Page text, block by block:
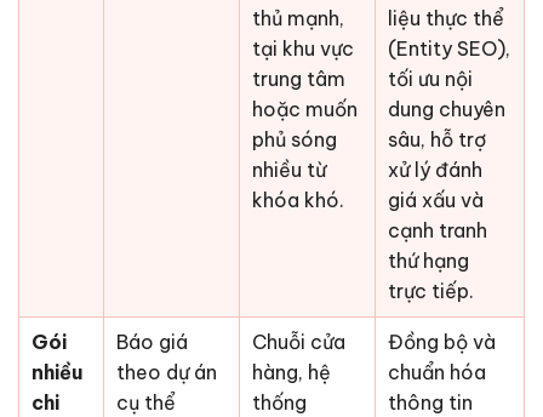
thủ mạnh,
tại khu vực
trung tâm
hoặc muốn
phủ sóng
nhiều từ
khóa khó.
liệu thực thể
(Entity SEO),
tối ưu nội
dung chuyên
sâu, hỗ trợ
xử lý đánh
giá xấu và
cạnh tranh
thứ hạng
trực tiếp.
Gói
nhiều
chi
Báo giá
theo dự án
cụ thể
Chuỗi cửa
hàng, hệ
thống
Đồng bộ và
chuẩn hóa
thông tin